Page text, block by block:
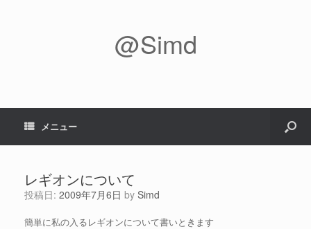
@Simd
メニュー
レギオンについて
投稿日: 2009年7月6日 by Simd
簡単に私の入るレギオンについて書いときます